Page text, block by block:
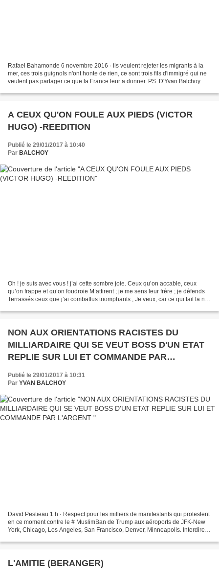
Rafael Bahamonde 6 novembre 2016 · ils veulent rejeter les migrants à la
mer, ces trois guignols n'ont honte de rien, ce sont trois fils d'immigré qui ne
veulent pas partager ce que la France leur a donner. PS. D'Yvan Balchoy Si
A CEUX QU'ON FOULE AUX PIEDS (VICTOR
HUGO) -REEDITION
Publié le 29/01/2017 à 10:40
Par BALCHOY
Oh ! je suis avec vous ! j’ai cette sombre joie. Ceux qu’on accable, ceux
qu’on frappe et qu’on foudroie M’attirent ; je me sens leur frère ; je défends
Terrassés ceux que j’ai combattus triomphants ; Je veux, car ce qui fait la nuit
NON AUX ORIENTATIONS RACISTES DU
MILLIARDAIRE QUI SE VEUT BOSS D'UN ETAT
REPLIE SUR LUI ET COMMANDE PAR
L'ARGENT
Publié le 29/01/2017 à 10:31
Par YVAN BALCHOY
David Pestieau 1 h · Respect pour les milliers de manifestants qui protestent
en ce moment contre le # MuslimBan de Trump aux aéroports de JFK-New
York, Chicago, Los Angeles, San Francisco, Denver, Minneapolis. Interdire
L'AMITIE (BERANGER)